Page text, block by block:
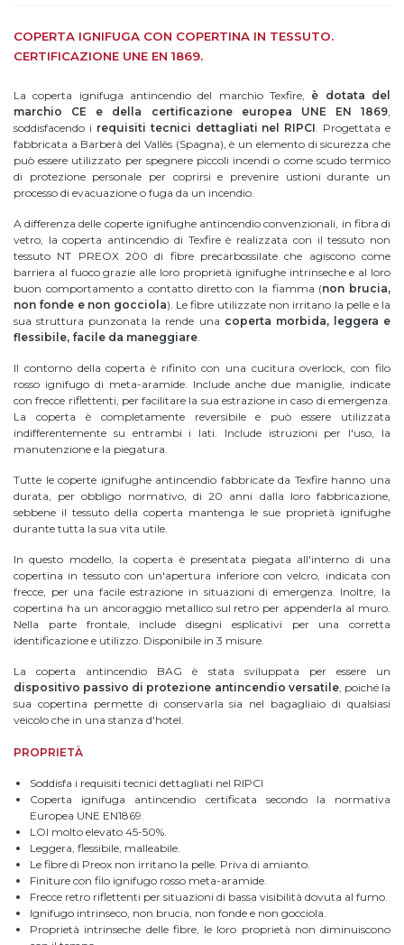
COPERTA IGNIFUGA CON COPERTINA IN TESSUTO.
CERTIFICAZIONE UNE EN 1869.
La coperta ignifuga antincendio del marchio Texfire, è dotata del
marchio CE e della certificazione europea UNE EN 1869,
soddisfacendo i requisiti tecnici dettagliati nel RIPCI. Progettata e
fabbricata a Barberà del Vallès (Spagna), è un elemento di sicurezza che
può essere utilizzato per spegnere piccoli incendi o come scudo termico
di protezione personale per coprirsi e prevenire ustioni durante un
processo di evacuazione o fuga da un incendio.
A differenza delle coperte ignifughe antincendio convenzionali, in fibra di
vetro, la coperta antincendio di Texfire è realizzata con il tessuto non
tessuto NT PREOX 200 di fibre precarbossilate che agiscono come
barriera al fuoco grazie alle loro proprietà ignifughe intrinseche e al loro
buon comportamento a contatto diretto con la fiamma (non brucia,
non fonde e non gocciola). Le fibre utilizzate non irritano la pelle e la
sua struttura punzonata la rende una coperta morbida, leggera e
flessibile, facile da maneggiare.
Il contorno della coperta è rifinito con una cucitura overlock, con filo
rosso ignifugo di meta-aramide. Include anche due maniglie, indicate
con frecce riflettenti, per facilitare la sua estrazione in caso di emergenza.
La coperta è completamente reversibile e può essere utilizzata
indifferentemente su entrambi i lati. Include istruzioni per l'uso, la
manutenzione e la piegatura.
Tutte le coperte ignifughe antincendio fabbricate da Texfire hanno una
durata, per obbligo normativo, di 20 anni dalla loro fabbricazione,
sebbene il tessuto della coperta mantenga le sue proprietà ignifughe
durante tutta la sua vita utile.
In questo modello, la coperta è presentata piegata all'interno di una
copertina in tessuto con un'apertura inferiore con velcro, indicata con
frecce, per una facile estrazione in situazioni di emergenza. Inoltre, la
copertina ha un ancoraggio metallico sul retro per appenderla al muro.
Nella parte frontale, include disegni esplicativi per una corretta
identificazione e utilizzo. Disponibile in 3 misure.
La coperta antincendio BAG è stata sviluppata per essere un
dispositivo passivo di protezione antincendio versatile, poiché la
sua copertina permette di conservarla sia nel bagagliaio di qualsiasi
veicolo che in una stanza d'hotel.
PROPRIETÀ
Soddisfa i requisiti tecnici dettagliati nel RIPCI
Coperta ignifuga antincendio certificata secondo la normativa
Europea UNE EN1869.
LOI molto elevato 45-50%.
Leggera, flessibile, malleabile.
Le fibre di Preox non irritano la pelle. Priva di amianto.
Finiture con filo ignifugo rosso meta-aramide.
Frecce retro riflettenti per situazioni di bassa visibilità dovuta al fumo.
Ignifugo intrinseco, non brucia, non fonde e non gocciola.
Proprietà intrinseche delle fibre, le loro proprietà non diminuiscono